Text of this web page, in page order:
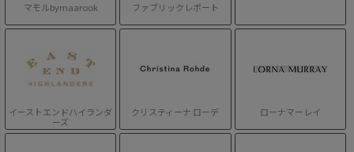
マモルbymaarook ファブリックレポート
イーストエンドハイランダ
ーズ
クリスティーナ ローデ ローナマーレイ